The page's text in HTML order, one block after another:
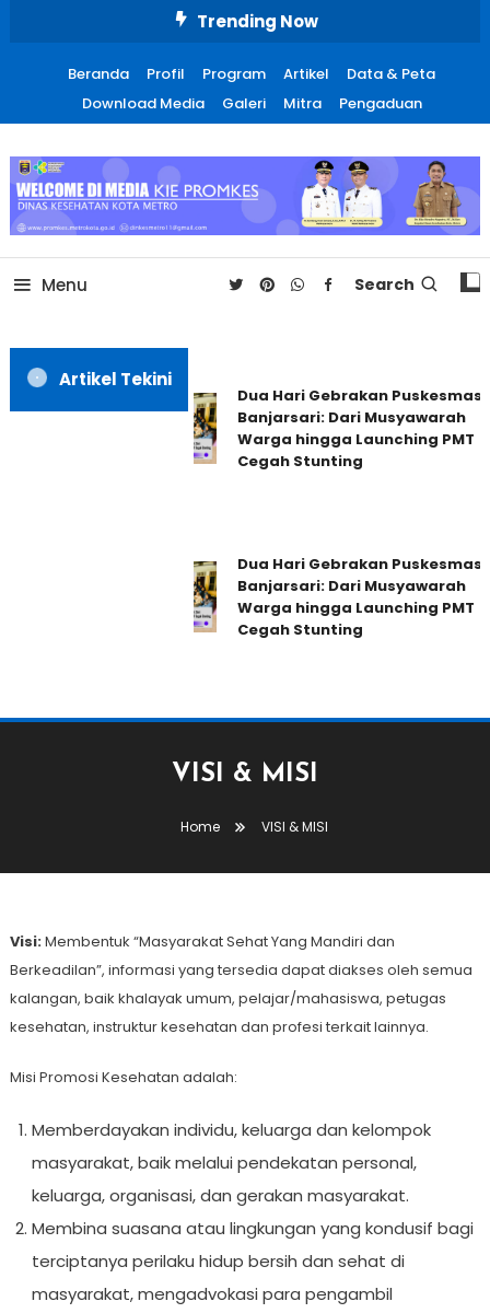
Trending Now
Beranda Profil Program Artikel
Data & Peta
Download Media
Galeri Mitra Pengaduan
Promosi Kesehatan Kota
Metro
Menu Search
Artikel Tekini
Dua Hari Gebrakan Puskesmas
Banjarsari: Dari Musyawarah
Warga hingga Launching PMT
Cegah Stunting
Dua Hari Gebrakan Puskesmas
Banjarsari: Dari Musyawarah
Warga hingga Launching PMT
Cegah Stunting
VISI & MISI
Home VISI & MISI
Visi:Membentuk “Masyarakat Sehat Yang Mandiri dan
Berkeadilan”, informasi yang tersedia dapat diakses oleh semua
kalangan, baik khalayak umum, pelajar/mahasiswa, petugas
kesehatan, instruktur kesehatan dan profesi terkait lainnya.
Misi Promosi Kesehatan adalah:
Memberdayakan individu, keluarga dan kelompok
masyarakat, baik melalui pendekatan personal,
keluarga, organisasi, dan gerakan masyarakat.
Membina suasana atau lingkungan yang kondusif bagi
terciptanya perilaku hidup bersih dan sehat di
masyarakat, mengadvokasi para pengambil